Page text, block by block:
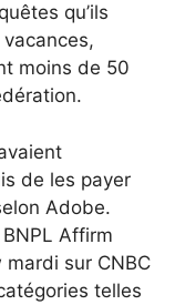
qu’ils
moins de 50
de les payer
Adobe.
Affirm
sur CNBC
telles